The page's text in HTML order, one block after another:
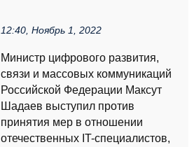
12:40, Ноябрь 1, 2022
Министр цифрового развития,
связи и массовых коммуникаций
Российской Федерации Максут
Шадаев выступил против
принятия мер в отношении
отечественных IT-специалистов,